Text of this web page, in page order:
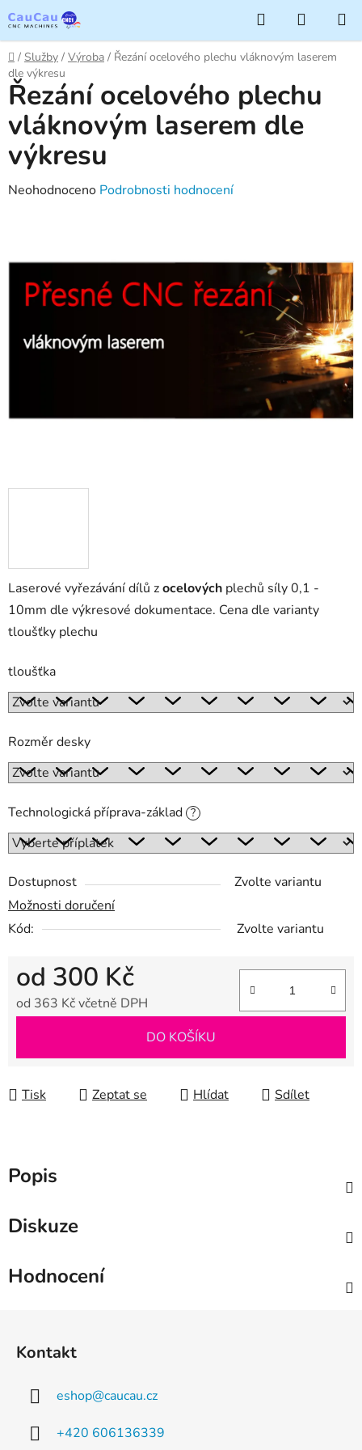
na
obsah
Hledat
KOŠÍK
Domů
/ Služby / Výroba / Řezání ocelového plechu vláknovým laserem
dle výkresu
Laserové vyřezávání dílů zocelových plechů síly 0,1 -
10mm dle výkresové dokumentace. Cena dle varianty
tloušťky plechu
tloušťka
Rozměr desky
Technologická příprava-základ ?
Dostupnost
Zvolte variantu
Možnosti doručení
Kód:
Zvolte variantu
od 300 Kč
od 363 Kčvčetně DPH
DO KOŠÍKU
Tisk Zeptat se Hlídat Sdílet
Řezání ocelového plechu
vláknovým laserem dle
výkresu
Průměrné
hvězdiček.
Neohodnoceno Podrobnosti hodnocení
Popis
Diskuze
Hodnocení
Kontakt
eshop@caucau.cz
+420 606136339